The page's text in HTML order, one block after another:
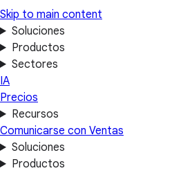
Skip to main content
Soluciones
Productos
Sectores
IA
Precios
Recursos
Comunicarse con Ventas
Soluciones
Productos